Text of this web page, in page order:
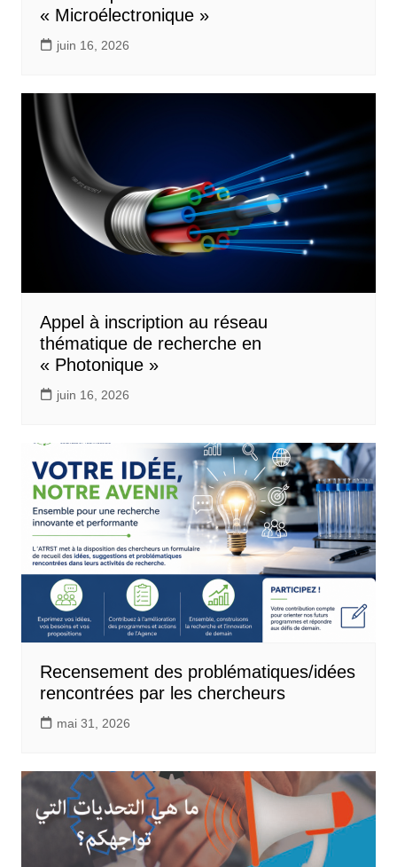
« Microélectronique »
juin 16, 2026
Appel à inscription au réseau
thématique de recherche en
« Photonique »
juin 16, 2026
Recensement des problématiques/idées
rencontrées par les chercheurs
mai 31, 2026